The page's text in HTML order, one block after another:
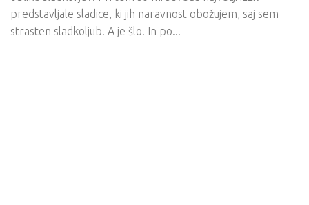
predstavljale sladice, ki jih naravnost obožujem, saj sem
strasten sladkoljub. A je šlo. In po...